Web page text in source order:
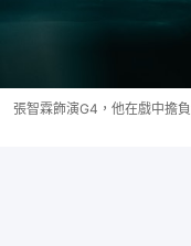
張智霖飾演G4，他在戲中擔